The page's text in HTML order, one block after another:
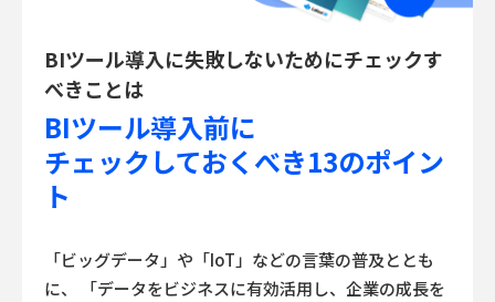
BIツール導入に失敗しないためにチェックす
べきことは
BIツール導入前に
チェックしておくべき13のポイン
ト
「ビッグデータ」や「IoT」などの言葉の普及ととも
に、
「データをビジネスに有効活用し、企業の成長を